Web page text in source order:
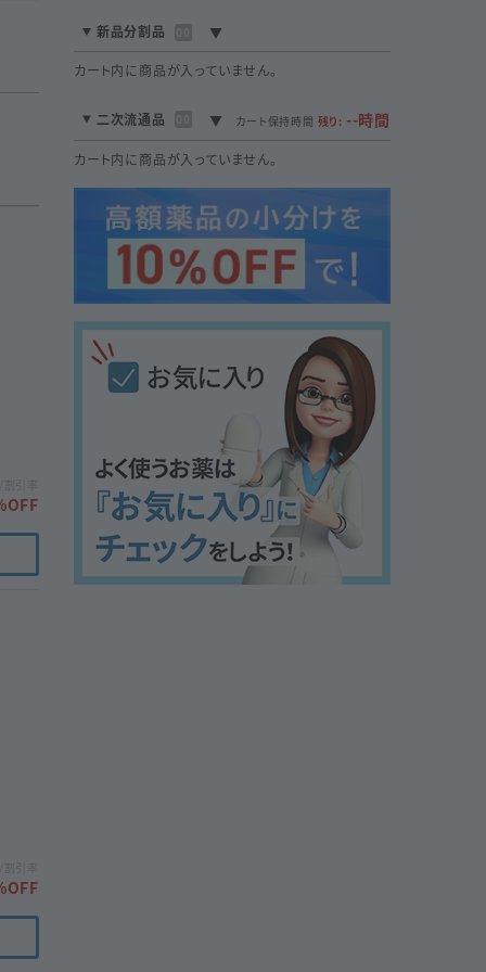
新品分割品
カート内に商品が入っていません。
二次流通品 カート保持時間 残り: --時間
カート内に商品が入っていません。